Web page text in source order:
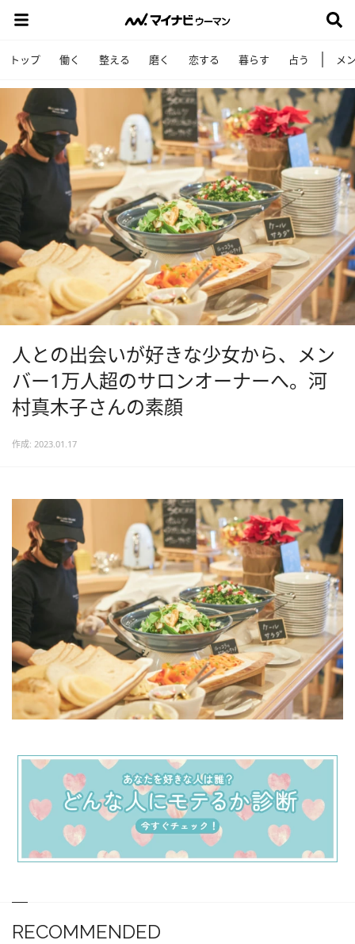
トップ 働く 整える 磨く 恋する 暮らす 占う メ
人との出会いが好きな少女から、メン
バー1万人超のサロンオーナーへ。河
村真木子さんの素顔
作成: 2023.01.17
RECOMMENDED